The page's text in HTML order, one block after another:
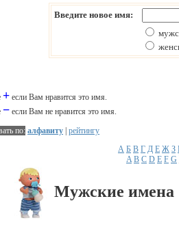
Введите новое имя:
+ если Вам нравится это имя.
− если Вам не нравится это имя.
по: алфавиту рейтингу
А Б В Г Д Е Ж З
A B C D E F G
Мужские имена